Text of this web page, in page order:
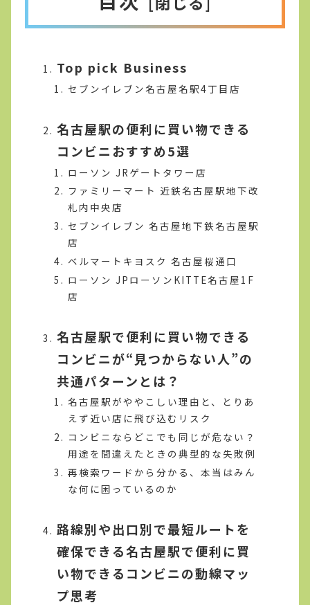
Top pick Business
セブンイレブン名古屋名駅4丁目店
名古屋駅の便利に買い物できる
コンビニおすすめ5選
ローソン JRゲートタワー店
ファミリーマート 近鉄名古屋駅地下改
札内中央店
セブンイレブン 名古屋地下鉄名古屋駅
店
ベルマートキヨスク 名古屋桜通口
ローソン JPローソンKITTE名古屋1F
店
名古屋駅で便利に買い物できる
コンビニが“見つからない人”の
共通パターンとは？
名古屋駅がややこしい理由と、とりあ
えず近い店に飛び込むリスク
コンビニならどこでも同じが危ない？
用途を間違えたときの典型的な失敗例
再検索ワードから分かる、本当はみん
な何に困っているのか
路線別や出口別で最短ルートを
確保できる名古屋駅で便利に買
い物できるコンビニの動線マッ
プ思考